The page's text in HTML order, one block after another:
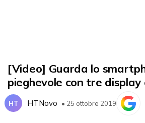
[Video] Guarda lo
pieghevole con tre display
HT HTNovo • 25 ottobre 2019